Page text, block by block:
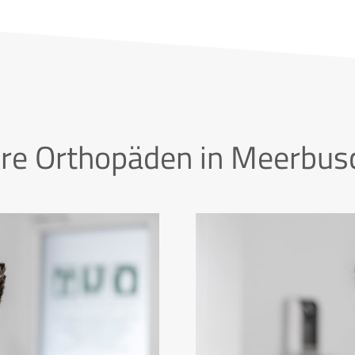
Orthopäden in